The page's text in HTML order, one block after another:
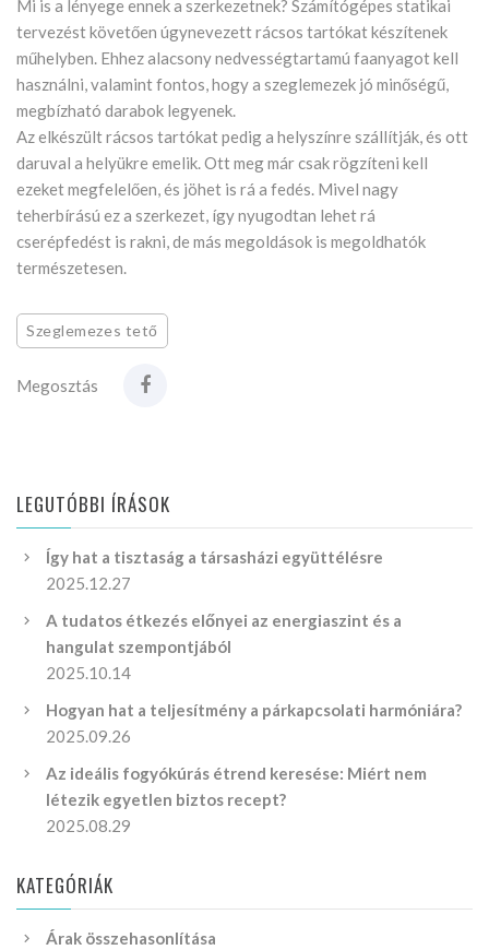
Mi is a lényege ennek a szerkezetnek? Számítógépes statikai
tervezést követően úgynevezett rácsos tartókat készítenek
műhelyben. Ehhez alacsony nedvességtartamú faanyagot kell
használni, valamint fontos, hogy a szeglemezek jó minőségű,
megbízható darabok legyenek.
Az elkészült rácsos tartókat pedig a helyszínre szállítják, és ott
daruval a helyükre emelik. Ott meg már csak rögzíteni kell
ezeket megfelelően, és jöhet is rá a fedés. Mivel nagy
teherbírású ez a szerkezet, így nyugodtan lehet rá
cserépfedést is rakni, de más megoldások is megoldhatók
természetesen.
Szeglemezes tető
Megosztás
LEGUTÓBBI ÍRÁSOK
Így hat a tisztaság a társasházi együttélésre
2025.12.27
A tudatos étkezés előnyei az energiaszint és a
hangulat szempontjából
2025.10.14
Hogyan hat a teljesítmény a párkapcsolati harmóniára?
2025.09.26
Az ideális fogyókúrás étrend keresése: Miért nem
létezik egyetlen biztos recept?
2025.08.29
KATEGÓRIÁK
Árak összehasonlítása